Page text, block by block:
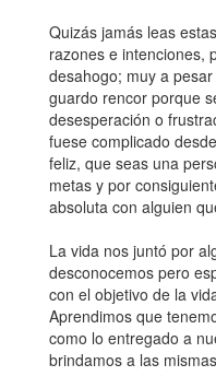
Quizás jamás leas
razones e intenciones,
desahogo; muy a
guardo rencor porque
desesperación o
fuese complicado
feliz, que seas una
metas y por
absoluta con alguien
La vida nos juntó por
desconocemos pero
con el objetivo de la
Aprendimos que
como lo entregado a
brindamos a las